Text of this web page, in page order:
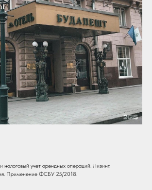
налоговый учет арендных операций. Лизинг.
Применение ФСБУ 25/2018.